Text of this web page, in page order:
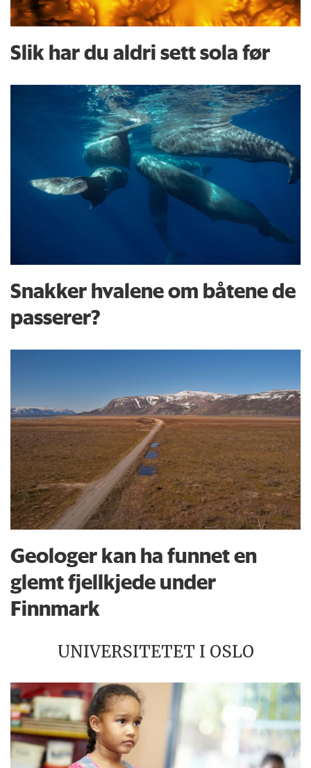
Slik har du aldri sett sola før
Snakker hvalene om båtene de
passerer?
Geologer kan ha funnet en
glemt fjellkjede under
Finnmark
UNIVERSITETET I OSLO